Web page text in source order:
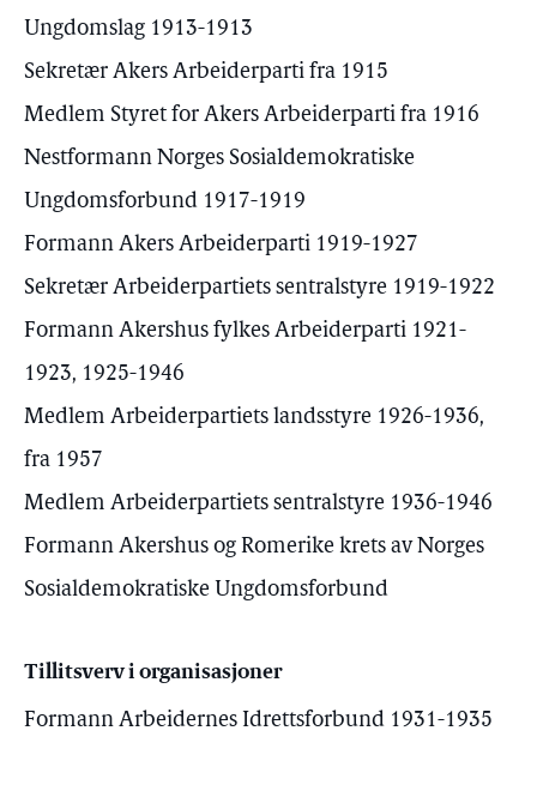
Ungdomslag 1913-1913
Sekretær Akers Arbeiderparti fra 1915
Medlem Styret for Akers Arbeiderparti fra 1916
Nestformann Norges Sosialdemokratiske
Ungdomsforbund 1917-1919
Formann Akers Arbeiderparti 1919-1927
Sekretær Arbeiderpartiets sentralstyre 1919-1922
Formann Akershus fylkes Arbeiderparti 1921-
1923, 1925-1946
Medlem Arbeiderpartiets landsstyre 1926-1936,
fra 1957
Medlem Arbeiderpartiets sentralstyre 1936-1946
Formann Akershus og Romerike krets av Norges
Sosialdemokratiske Ungdomsforbund
Tillitsverv i organisasjoner
Formann Arbeidernes Idrettsforbund 1931-1935